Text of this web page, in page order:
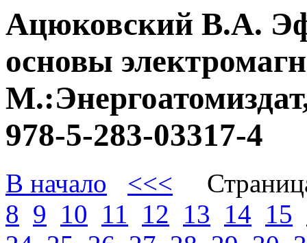
Ацюковский В.А.
основы
978-5-283-03317-4
В начало <<<
8 9 10 11 12 13 14 15